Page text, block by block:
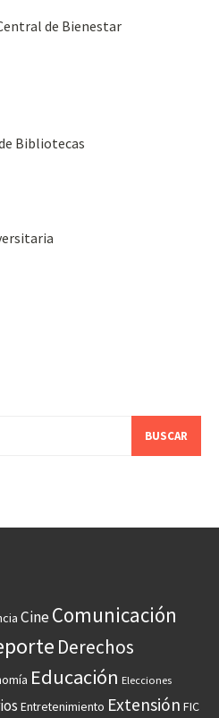
de Bienestar
Bibliotecas
CineComunicación
Derechos
Educación Elecciones
Entretenimiento Extensión FIC